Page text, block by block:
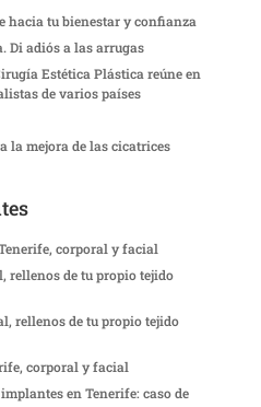
hacia tu bienestar y confianza
Di adiós a las arrugas
Estética Plástica reúne en
de varios países
la mejora de las cicatrices
corporal y facial
de tu propio tejido
rellenos de tu propio tejido
corporal y facial
en Tenerife: caso de